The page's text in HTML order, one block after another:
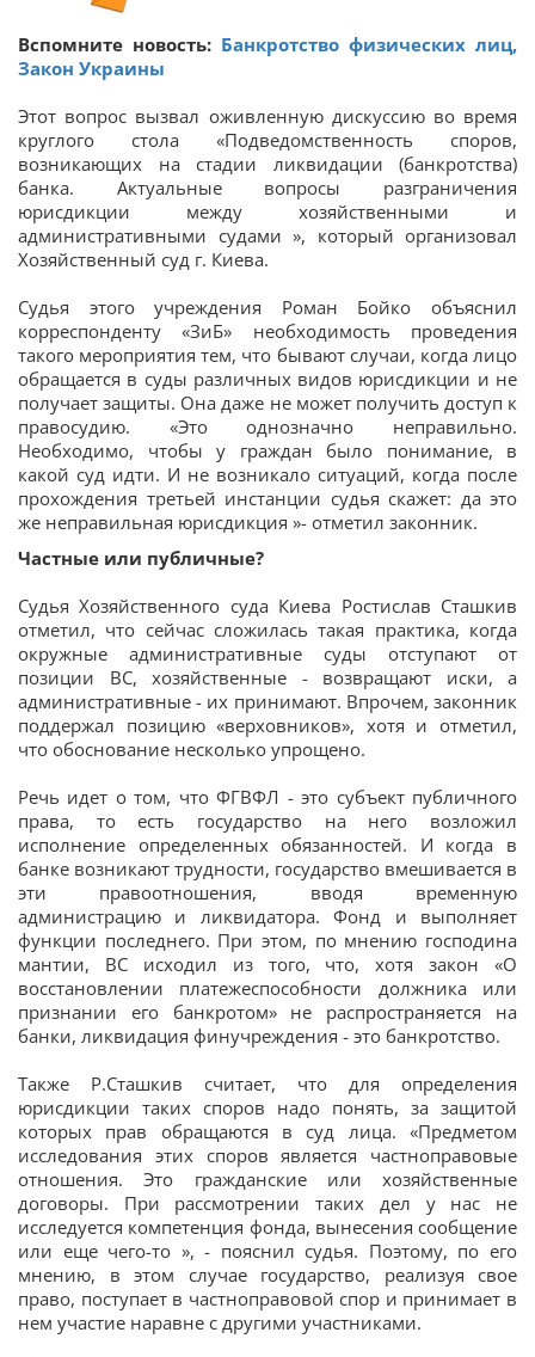
Вспомните новость: Банкротство физических лиц,
Закон Украины
Этот вопрос вызвал оживленную дискуссию во время
круглого стола «Подведомственность споров,
возникающих на стадии ликвидации (банкротства)
банка. Актуальные вопросы разграничения
юрисдикции между хозяйственными и
административными судами », который организовал
Хозяйственный суд г. Киева.
Судья этого учреждения Роман Бойко объяснил
корреспонденту «ЗиБ» необходимость проведения
такого мероприятия тем, что бывают случаи, когда лицо
обращается в суды различных видов юрисдикции и не
получает защиты. Она даже не может получить доступ к
правосудию. «Это однозначно неправильно.
Необходимо, чтобы у граждан было понимание, в
какой суд идти. И не возникало ситуаций, когда после
прохождения третьей инстанции судья скажет: да это
же неправильная юрисдикция »- отметил законник.
Частные или публичные?
Судья Хозяйственного суда Киева Ростислав Сташкив
отметил, что сейчас сложилась такая практика, когда
окружные административные суды отступают от
позиции ВС, хозяйственные - возвращают иски, а
административные - их принимают. Впрочем, законник
поддержал позицию «верховников», хотя и отметил,
что обоснование несколько упрощено.
Речь идет о том, что ФГВФЛ - это субъект публичного
права, то есть государство на него возложил
исполнение определенных обязанностей. И когда в
банке возникают трудности, государство вмешивается в
эти правоотношения, вводя временную
администрацию и ликвидатора. Фонд и выполняет
функции последнего. При этом, по мнению господина
мантии, ВС исходил из того, что, хотя закон «О
восстановлении платежеспособности должника или
признании его банкротом» не распространяется на
банки, ликвидация финучреждения - это банкротство.
Также Р.Сташкив считает, что для определения
юрисдикции таких споров надо понять, за защитой
которых прав обращаются в суд лица. «Предметом
исследования этих споров является частноправовые
отношения. Это гражданские или хозяйственные
договоры. При рассмотрении таких дел у нас не
исследуется компетенция фонда, вынесения сообщение
или еще чего-то », - пояснил судья. Поэтому, по его
мнению, в этом случае государство, реализуя свое
право, поступает в частноправовой спор и принимает в
нем участие наравне с другими участниками.